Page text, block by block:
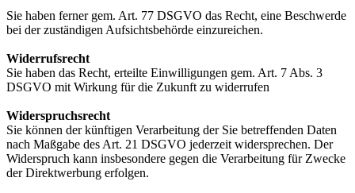
Sie haben ferner gem. Art. 77 DSGVO das Recht, eine Beschwerde
bei der zuständigen Aufsichtsbehörde einzureichen.
Widerrufsrecht
Sie haben das Recht, erteilte Einwilligungen gem. Art. 7 Abs. 3
DSGVO mit Wirkung für die Zukunft zu widerrufen
Widerspruchsrecht
Sie können der künftigen Verarbeitung der Sie betreffenden Daten
nach Maßgabe des Art. 21 DSGVO jederzeit widersprechen. Der
Widerspruch kann insbesondere gegen die Verarbeitung für Zwecke
der Direktwerbung erfolgen.